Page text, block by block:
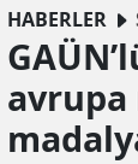
HABERLER